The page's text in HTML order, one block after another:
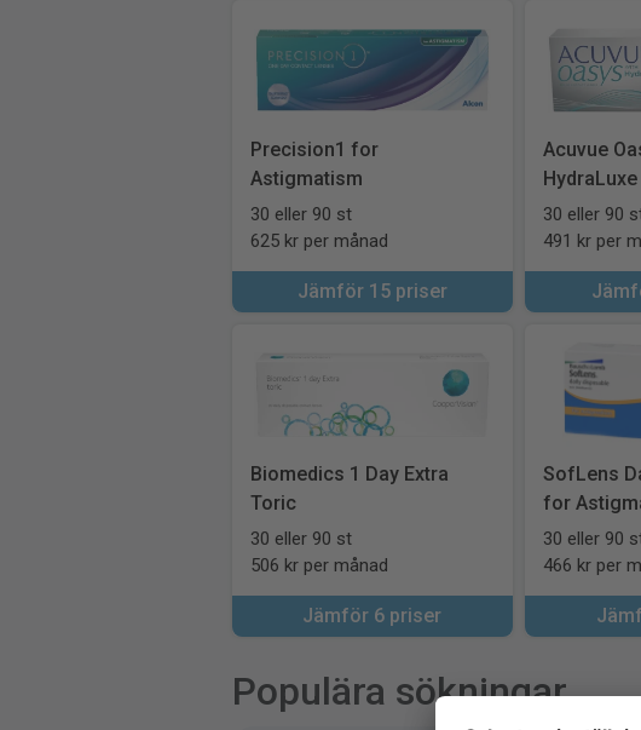
Precision1 for
Astigmatism
30 eller 90 st
625 kr per månad
Jämför 15 priser
Acuvue
30 eller 90
491 kr per
Biomedics 1 Day Extra
Toric
30 eller 90 st
506 kr per månad
Jämför 6 priser
SofLens
for
30 eller 90
466 kr per
Populära sökningar